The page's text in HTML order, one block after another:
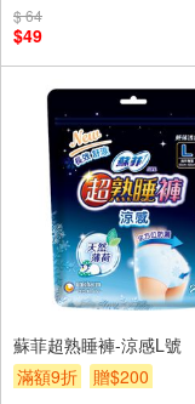
$ 64
$49
蘇菲超熟睡褲-涼感L號
滿額9折
贈$200